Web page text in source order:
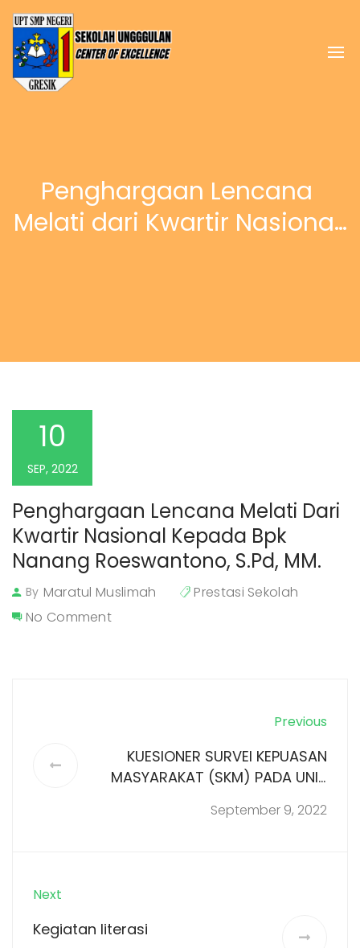
Penghargaan Lencana
Melati dari Kwartir Nasional
Penghargaan Lencana Melati Dari
Kwartir Nasional Kepada Bpk
Nanang Roeswantono, S.Pd, MM.
By Maratul Muslimah
Prestasi Sekolah
No Comment
10
SEP, 2022
Previous
KUESIONER SURVEI KEPUASAN
MASYARAKAT (SKM) PADA UNIT
KABUPATEN GRESIK
September 9, 2022
Next
Kegiatan literasi